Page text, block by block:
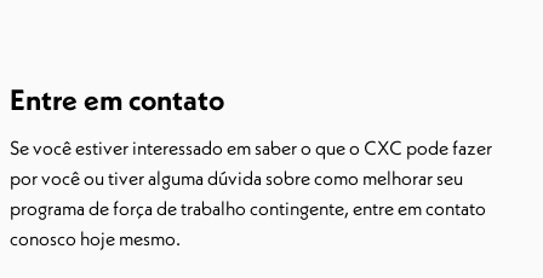
Entre em contato
Se você estiver interessado em saber o que o CXC pode fazer
por você ou tiver alguma dúvida sobre como melhorar seu
programa de força de trabalho contingente, entre em contato
conosco hoje mesmo.